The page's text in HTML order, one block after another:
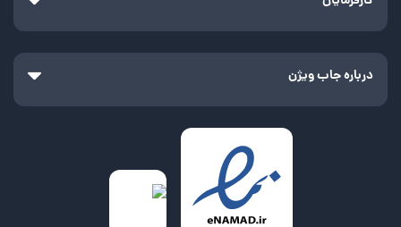
درباره جاب ویژن